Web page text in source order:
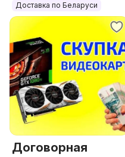
Доставка по Беларуси
Договорная